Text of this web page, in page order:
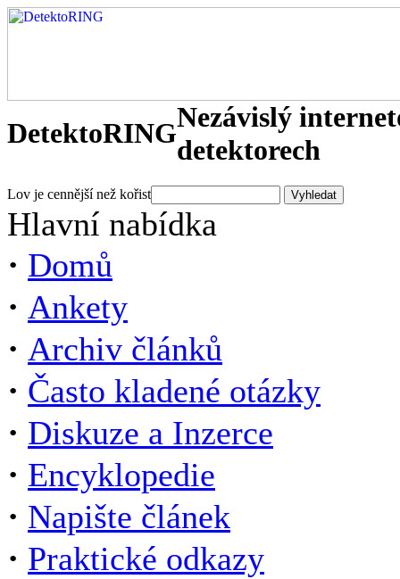
DetektoRINGNezávislý
detektorech
Lov je cennější než kořist
Hlavní nabídka
· Domů
· Ankety
· Archiv článků
· Často kladené otázky
· Diskuze a Inzerce
· Encyklopedie
· Napište článek
· Praktické odkazy